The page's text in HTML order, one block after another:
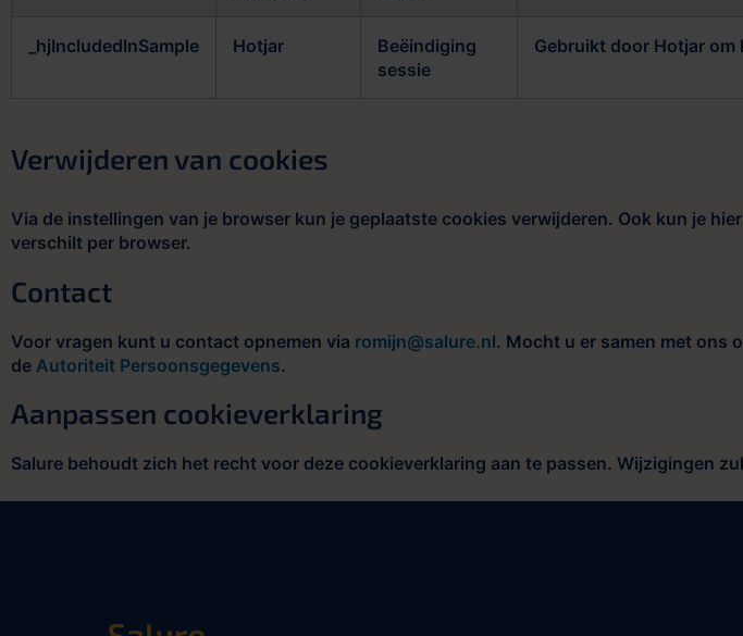
_hjIncludedInSample Hotjar
Beëindiging
sessie
Gebruikt door Hotjar om
Verwijderen van cookies
Via de instellingen van je browser kun je geplaatste cookies verwijderen. Ook kun je
verschilt per browser.
Contact
Voor vragen kunt u contact opnemen via romijn@salure.nl. Mocht u er samen met ons
de Autoriteit Persoonsgegevens.
Aanpassen cookieverklaring
Salure behoudt zich het recht voor deze cookieverklaring aan te passen. Wijzigingen